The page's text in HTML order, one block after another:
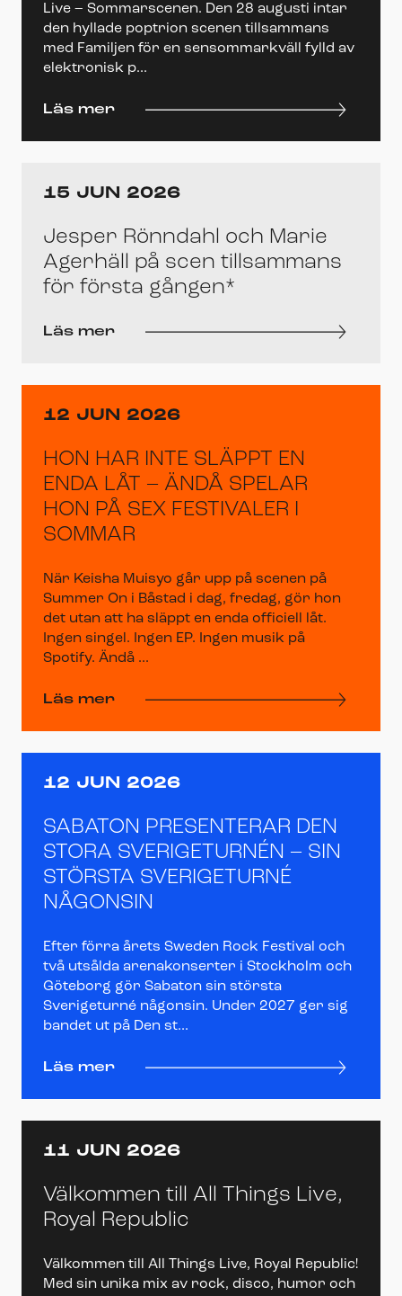
Live – Sommarscenen. Den 28 augusti intar
den hyllade poptrion scenen tillsammans
med Familjen för en sensommarkväll fylld av
elektronisk p...
Läs mer
15 JUN 2026
Jesper Rönndahl och Marie
Agerhäll på scen tillsammans
för första gången*
Läs mer
12 JUN 2026
HON HAR INTE SLÄPPT EN
ENDA LÅT – ÄNDÅ SPELAR
HON PÅ SEX FESTIVALER I
SOMMAR
När Keisha Muisyo går upp på scenen på
Summer On i Båstad i dag, fredag, gör hon
det utan att ha släppt en enda officiell låt.
Ingen singel. Ingen EP. Ingen musik på
Spotify. Ändå ...
Läs mer
12 JUN 2026
SABATON PRESENTERAR DEN
STORA SVERIGETURNÉN – SIN
STÖRSTA SVERIGETURNÉ
NÅGONSIN
Efter förra årets Sweden Rock Festival och
två utsålda arenakonserter i Stockholm och
Göteborg gör Sabaton sin största
Sverigeturné någonsin. Under 2027 ger sig
bandet ut på Den st...
Läs mer
11 JUN 2026
Välkommen till All Things Live,
Royal Republic
Välkommen till All Things Live, Royal Republic!
Med sin unika mix av rock, disco, humor och